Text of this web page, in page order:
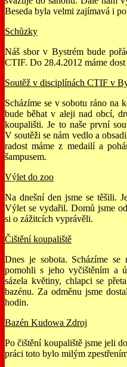
Beseda byla velmi zajímavá i
Schůzky
Náš sbor v Bystrém bude
CTIF. Do 28.4.2012 máme dost
Soutěž v disciplínách CTIF v
Scházíme se v sobotu ráno na
bude běhat v aleji nad obcí,
koupališti. Je to naše první
V soutěži se nám vedlo a
radost máme z medailí a
šampusem.
Výlet do zoo
Na dnešní den jsme se těšili.
Výlet se vydařil. Domů jsme
si o zážitcích vyprávěli.
Čištění koupaliště
Dnes je sobota. Scházíme
pomohli s jeho vyčištěním a
sázela květiny, chlapci se
bazénu. Za odměnu jsme
hodin.
Bazén Kudowa Zdroj
Po čištění koupaliště jsme jeli
práci toto bylo milým